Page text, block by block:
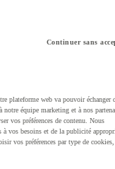
Continuer sans
plateforme web va pouvoir échanger
équipe marketing et à nos
vos préférences de contenu. Nous
à vos besoins et de la publicité
vos préférences par type de cookies,